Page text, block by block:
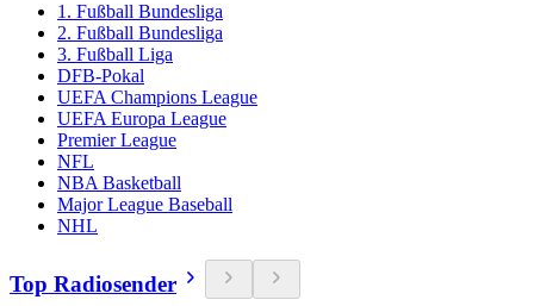
1. Fußball Bundesliga
2. Fußball Bundesliga
3. Fußball Liga
DFB-Pokal
UEFA Champions League
UEFA Europa League
Premier League
NFL
NBA Basketball
Major League Baseball
NHL
Top Radiosender